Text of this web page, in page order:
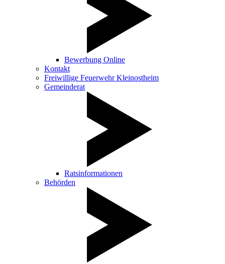
Bewerbung Online
Kontakt
Freiwillige Feuerwehr Kleinostheim
Gemeinderat
Ratsinformationen
Behörden